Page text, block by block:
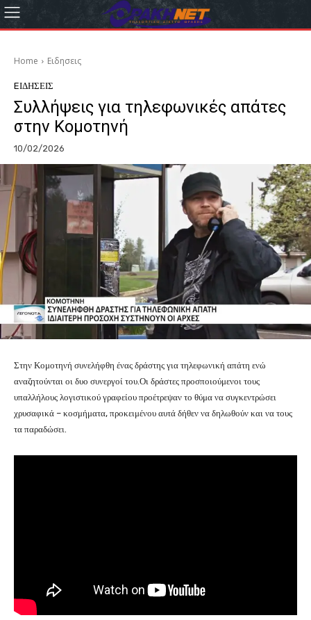
Home Eιδησεις
EΙΔΗΣΕΙΣ
Συλλήψεις για τηλεφωνικές απάτες
στην Κομοτηνή
10/02/2026
Στην Κομοτηνή συνελήφθη ένας δράστης για τηλεφωνική απάτη ενώ
αναζητούνται οι δυο συνεργοί του.Οι δράστες προσποιούμενοι τους
υπαλλήλους λογιστικού γραφείου προέτρεψαν το θύμα να συγκεντρώσει
χρυσαφικά – κοσμήματα, προκειμένου αυτά δήθεν να δηλωθούν και να τους
τα παραδώσει.